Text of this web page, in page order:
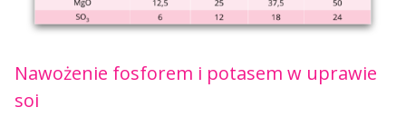
Nawożenie fosforem i potasem w uprawie
soi